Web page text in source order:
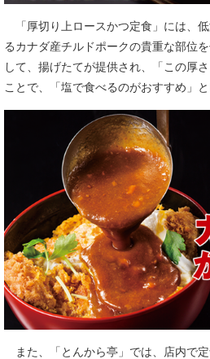
「厚切り上ロースかつ定食」には、
るカナダ産チルドポークの貴重な部位
して、揚げたてが提供され、「この厚
ことで、「塩で食べるのがおすすめ」と
また、「とんから亭」では、店内で